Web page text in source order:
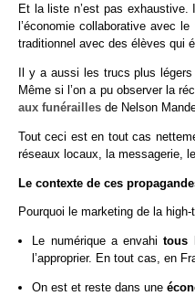
Et la liste n’est pas exhaustive.
l’économie collaborative avec
traditionnel avec des élèves qui
Il y a aussi les trucs plus
Même si l’on a pu observer la
aux funérailles de Nelson
Tout ceci est en tout cas
réseaux locaux, la messagerie,
Le contexte de ces
Pourquoi le marketing de la
Le numérique a envahitous
l’approprier. En tout cas, en
On est et reste dans une